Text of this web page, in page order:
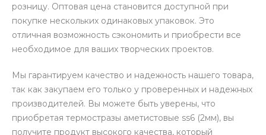
розницу. Оптовая цена становится доступной при
покупке нескольких одинаковых упаковок. Это
отличная возможность сэкономить и приобрести все
необходимое для ваших творческих проектов.
Мы гарантируем качество и надежность нашего товара,
так как закупаем его только у проверенных и надежных
производителей. Вы можете быть уверены, что
приобретая термостразы аметистовые ss6 (2мм), вы
получите продукт высокого качества, который